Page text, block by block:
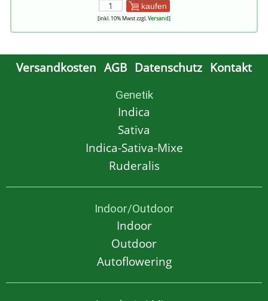
kaufen
[inkl. 10% Mwst zzgl.Versand]
Versandkosten AGB Datenschutz Kontakt
Genetik
Indica
Sativa
Indica-Sativa-Mixe
Ruderalis
Indoor/Outdoor
Indoor
Outdoor
Autoflowering